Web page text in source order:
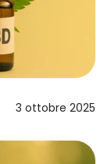
3 ottobre 2025